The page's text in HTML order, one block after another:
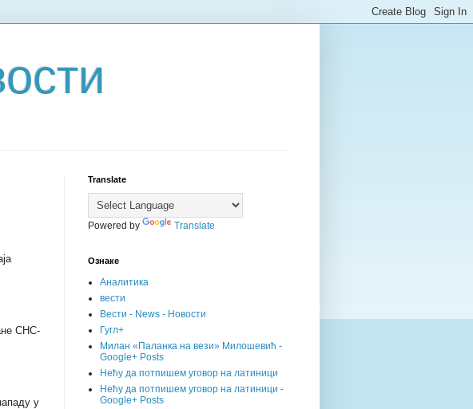
СНС-
у
Translate
Powered by Translate
Ознаке
Аналитика
вести
Вести - News - Новости
Гугл+
Милан «Паланка на вези» Милошевић -
Google+ Posts
Нећу да потпишем уговор на латиници
Нећу да потпишем уговор на латиници -
Google+ Posts